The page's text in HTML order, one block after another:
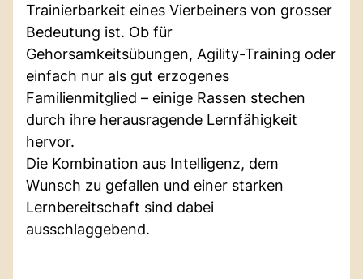
Trainierbarkeit eines Vierbeiners von grosser
Bedeutung ist. Ob für
Gehorsamkeitsübungen, Agility-Training oder
einfach nur als gut erzogenes
Familienmitglied – einige Rassen stechen
durch ihre herausragende Lernfähigkeit
hervor.
Die Kombination aus Intelligenz, dem
Wunsch zu gefallen und einer starken
Lernbereitschaft sind dabei
ausschlaggebend.